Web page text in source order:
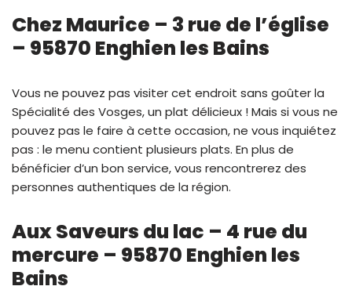
Chez Maurice – 3 rue de l’église
– 95870 Enghien les Bains
Vous ne pouvez pas visiter cet endroit sans goûter la
Spécialité des Vosges, un plat délicieux ! Mais si vous ne
pouvez pas le faire à cette occasion, ne vous inquiétez
pas : le menu contient plusieurs plats. En plus de
bénéficier d’un bon service, vous rencontrerez des
personnes authentiques de la région.
Aux Saveurs du lac – 4 rue du
mercure – 95870 Enghien les
Bains